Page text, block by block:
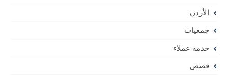
الأردن
جمعيات
خدمة عملاء
قصص